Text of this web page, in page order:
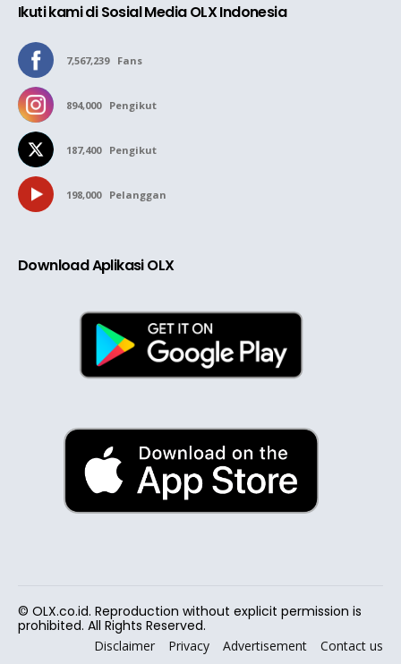
Ikuti kami di Sosial Media OLX Indonesia
7,567,239 Fans
894,000 Pengikut
187,400 Pengikut
198,000 Pelanggan
Download Aplikasi OLX
© OLX.co.id. Reproduction without explicit permission is
prohibited. All Rights Reserved.
Disclaimer Privacy Advertisement Contact us